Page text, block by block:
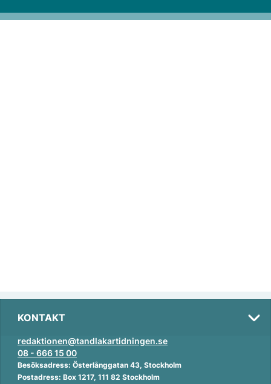
KONTAKT
redaktionen@tandlakartidningen.se
08 - 666 15 00
Besöksadress: Österlånggatan 43, Stockholm
Postadress: Box 1217, 111 82 Stockholm